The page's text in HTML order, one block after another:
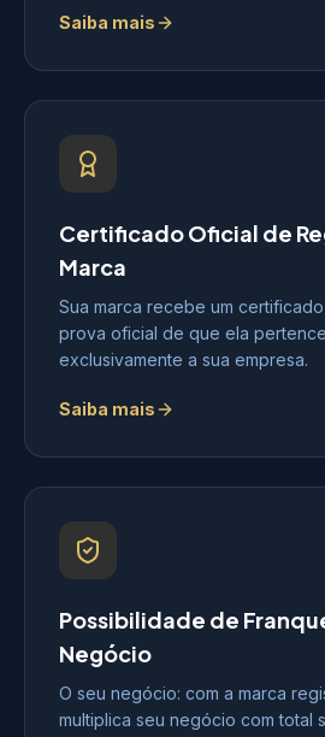
Saiba mais
Certificado Oficial de
Marca
Sua marca recebe um
prova oficial de que ela
exclusivamente a sua empresa.
Saiba mais
Possibilidade de
Negócio
O seu negócio: com a marca
multiplica seu negócio com total